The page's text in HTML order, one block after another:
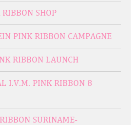
SHOP
PINK RIBBON CAMPAGNE
RIBBON LAUNCH
I.V.M. PINK RIBBON 8
SURINAME-